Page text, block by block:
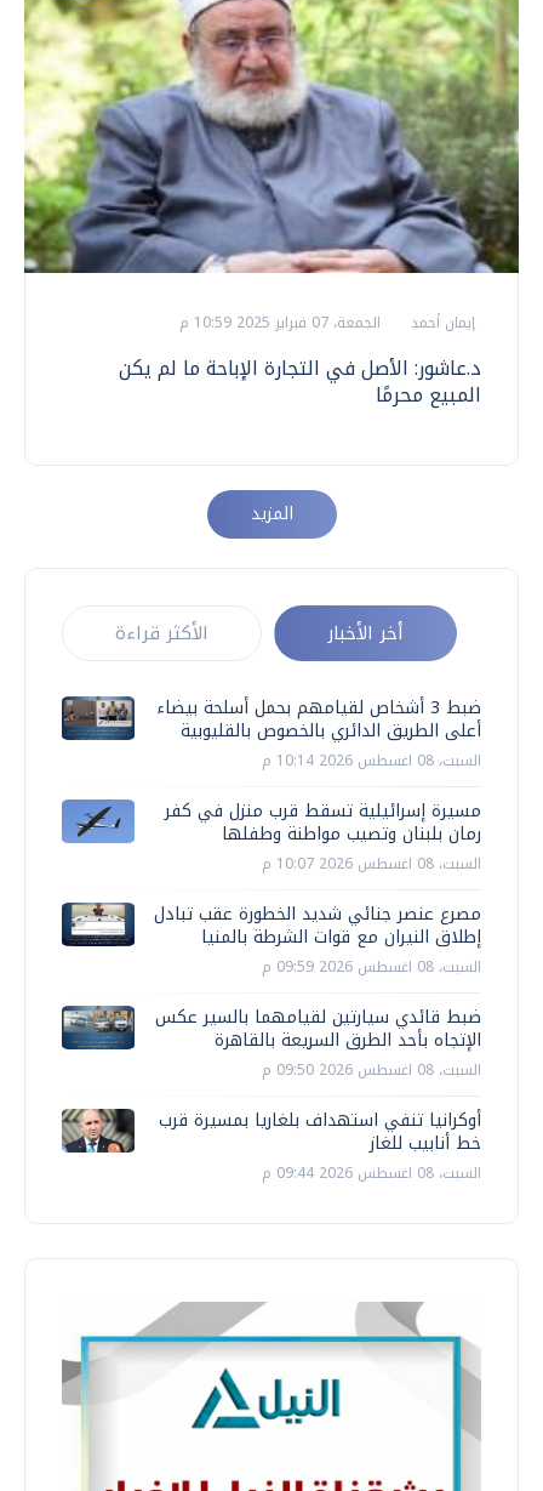
إيمان أحمد الجمعة، 07 فبراير 2025 10:59 م
د.عاشور: الأصل في التجارة الإباحة ما لم يكن
المبيع محرمًا
المزيد
أخر الأخبار الأكثر قراءة
ضبط 3 أشخاص لقيامهم بحمل أسلحة بيضاء
أعلى الطريق الدائري بالخصوص بالقليوبية
السبت، 08 اغسطس 2026 10:14 م
مسيرة إسرائيلية تسقط قرب منزل في كفر
رمان بلبنان وتصيب مواطنة وطفلها
السبت، 08 اغسطس 2026 10:07 م
مصرع عنصر جنائي شديد الخطورة عقب تبادل
إطلاق النيران مع قوات الشرطة بالمنيا
السبت، 08 اغسطس 2026 09:59 م
ضبط قائدي سيارتين لقيامهما بالسير عكس
الإتجاه بأحد الطرق السريعة بالقاهرة
السبت، 08 اغسطس 2026 09:50 م
أوكرانيا تنفي استهداف بلغاريا بمسيرة قرب
خط أنابيب للغاز
السبت، 08 اغسطس 2026 09:44 م